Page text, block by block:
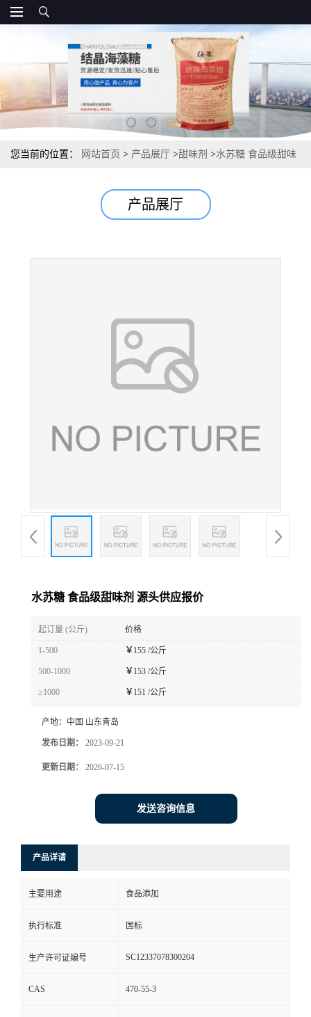
您当前的位置： 网站首页 > 产品展厅 >甜味剂 >水苏糖 食品级甜味
产品展厅
水苏糖 食品级甜味剂 源头供应报价
起订量 (公斤) 价格
1-500 ￥ 155 /公斤
500-1000 ￥ 153 /公斤
≥1000 ￥ 151 /公斤
产地： 中国 山东青岛
发布日期： 2023-09-21
更新日期： 2026-07-15
发送咨询信息
产品详请
主要用途 食品添加
执行标准 国标
生产许可证编号 SC12337078300204
CAS 470-55-3